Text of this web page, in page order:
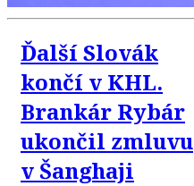
Ďalší Slovák
končí v KHL.
Brankár Rybár
ukončil zmluvu
v Šanghaji